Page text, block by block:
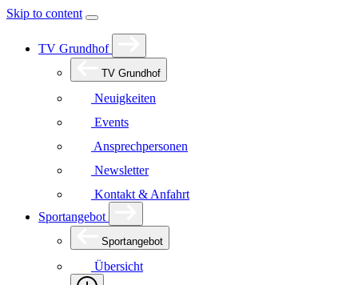
Skip to content
TV Grundhof
TV Grundhof
Neuigkeiten
Events
Ansprechpersonen
Newsletter
Kontakt & Anfahrt
Sportangebot
Sportangebot
Übersicht